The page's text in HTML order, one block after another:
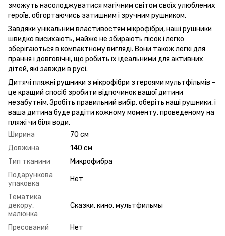
зможуть насолоджуватися магічним світом своїх улюблених
героїв, обгортаючись затишним і зручним рушником.
Завдяки унікальним властивостям мікрофібри, наші рушники
швидко висихають, майже не збирають пісок і легко
зберігаються в компактному вигляді. Вони також легкі для
прання і довговічні, що робить їх ідеальними для активних
дітей, які завжди в русі.
Дитячі пляжні рушники з мікрофібри з героями мультфільмів -
це кращий спосіб зробити відпочинок вашої дитини
незабутнім. Зробіть правильний вибір, оберіть наші рушники, і
ваша дитина буде радіти кожному моменту, проведеному на
пляжі чи біля води.
Ширина
70 см
Довжина
140 см
Тип тканини
Микрофибра
Подарункова
упаковка
Нет
Тематика
декору,
малюнка
Сказки, кино, мультфильмы
Пресований
Нет